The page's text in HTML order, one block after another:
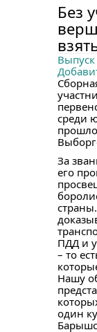
Без
среди
За
его
ПДД и
– то
Нашу
один